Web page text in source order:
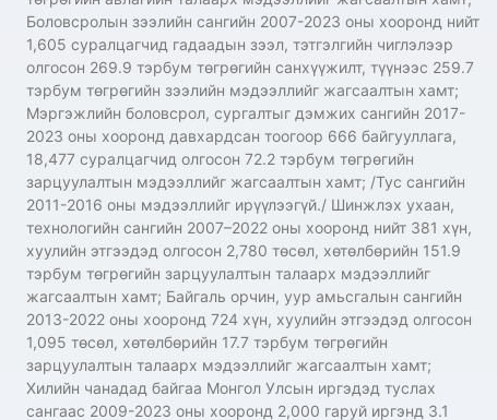
Боловсролын зээлийн сангийн 2007-2023 оны хооронд нийт
1,605 суралцагчид гадаадын зээл, тэтгэлгийн чиглэлээр
олгосон 269.9 тэрбум төгрөгийн санхүүжилт, түүнээс 259.7
тэрбум төгрөгийн зээлийн мэдээллийг жагсаалтын хамт;
Мэргэжлийн боловсрол, сургалтыг дэмжих сангийн 2017-
2023 оны хооронд давхардсан тоогоор 666 байгууллага,
18,477 суралцагчид олгосон 72.2 тэрбум төгрөгийн
зарцуулалтын мэдээллийг жагсаалтын хамт; /Тус сангийн
2011-2016 оны мэдээллийг ирүүлээгүй./ Шинжлэх ухаан,
технологийн сангийн 2007–2022 оны хооронд нийт 381 хүн,
хуулийн этгээдэд олгосон 2,780 төсөл, хөтөлбөрийн 151.9
тэрбум төгрөгийн зарцуулалтын талаарх мэдээллийг
жагсаалтын хамт; Байгаль орчин, уур амьсгалын сангийн
2013-2022 оны хооронд 724 хүн, хуулийн этгээдэд олгосон
1,095 төсөл, хөтөлбөрийн 17.7 тэрбум төгрөгийн
зарцуулалтын талаарх мэдээллийг жагсаалтын хамт;
Хилийн чанадад байгаа Монгол Улсын иргэдэд туслах
сангаас 2009-2023 оны хооронд 2,000 гаруй иргэнд 3.1